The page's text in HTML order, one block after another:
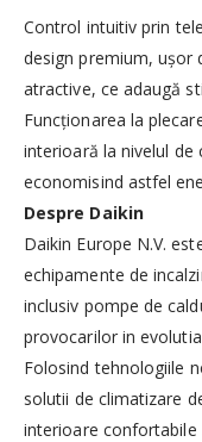
Control intuitiv prin
design premium, ușor
atractive, ce adaugă
Funcţionarea la
interioară la nivelul
economisind astfel
Despre Daikin
​Daikin Europe N.V.
echipamente de
inclusiv pompe de
provocarilor in
Folosind tehnologiile
solutii de climatizare
interioare confortabile